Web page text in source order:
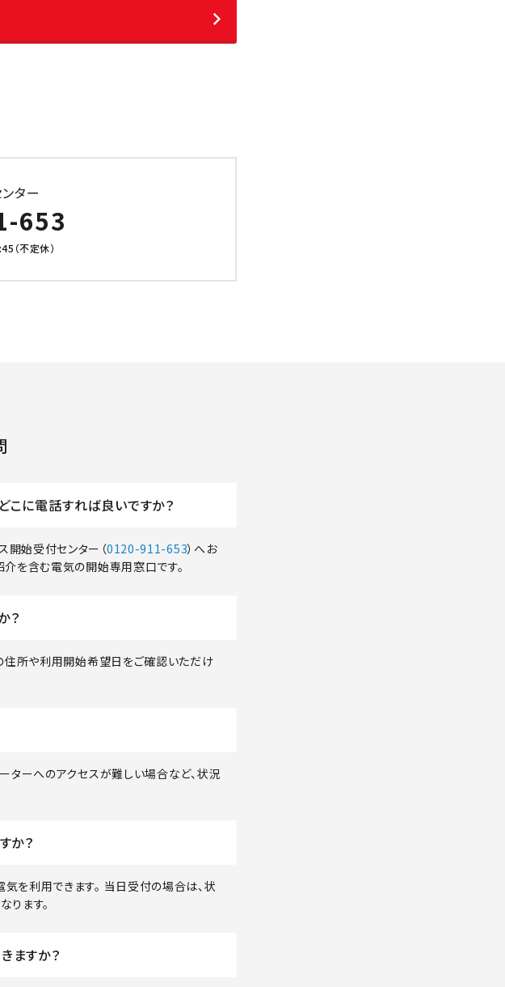
ター
653
（不定休）
こに電話すれば良いですか？
開始受付センター（0120-911-653）へお
を含む電気の開始専用窓口です。
？
住所や利用開始希望日をご確認いただけ
ターへのアクセスが難しい場合など、状況
か？
を利用できます。 当日受付の場合は、状
ます。
ますか？